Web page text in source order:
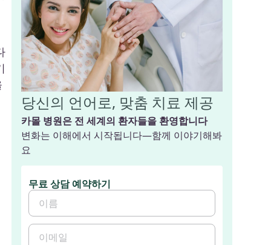
당신의 언어로, 맞춤 치료 제공
카몰 병원은 전 세계의 환자들을 환영합니다
변화는 이해에서 시작됩니다—함께 이야기해봐
요
무료 상담 예약하기